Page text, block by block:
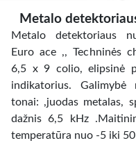
Metalo
Metalo detektoriaus
Euro ace ,, Techninės
6,5 x 9 colio, elipsinė
indikatorius.
tonai: ,juodas metalas,
dažnis 6,5 kHz
temperatūra nuo -5 iki